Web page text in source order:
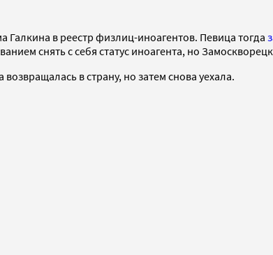
Галкина в реестр физлиц-иноагентов. Певица тогда
снять с себя статус иноагента, но
в страну, но затем снова уехала.